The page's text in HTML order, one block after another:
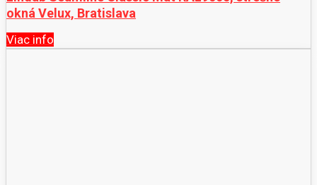
okná Velux, Bratislava
Viac info